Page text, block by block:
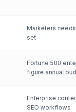
Marketers
set
Fortune 500
figure annual
Enterprise
SEO workflows